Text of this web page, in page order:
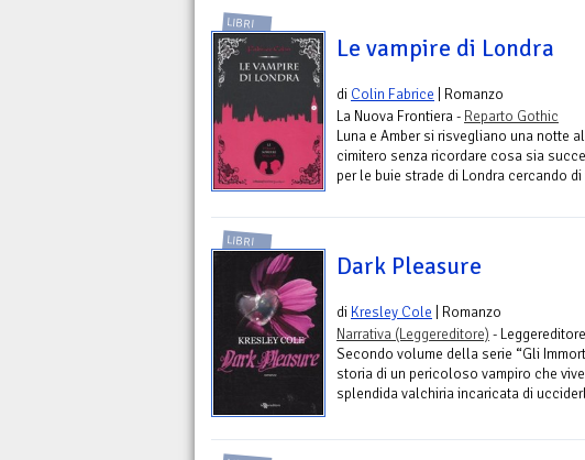
LIBRI
Le vampire di Londra
di Colin Fabrice | Romanzo
La Nuova Frontiera - Reparto Gothic
Luna e Amber si risvegliano una notte
cimitero senza ricordare cosa sia
per le buie strade di Londra cercando
LIBRI
Dark Pleasure
di Kresley Cole | Romanzo
Narrativa (Leggereditore) -
Secondo volume della serie “Gli
storia di un pericoloso vampiro che
splendida valchiria incaricata di